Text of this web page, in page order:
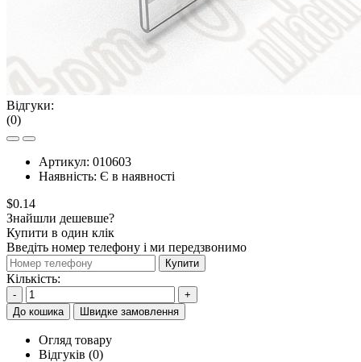
Відгуки:
(0)
Артикул: 010603
Наявність: Є в наявності
$0.14
Знайшли дешевше?
Купити в один клік
Введіть номер телефону і ми передзвонимо
Купити
Кількість:
-
+
До кошика
Швидке замовлення
Огляд товару
Відгуків (0)